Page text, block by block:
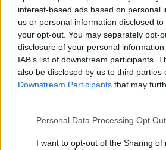
interest-based ads based on personal
us or personal information disclosed
your opt-out. You may separately opt-
disclosure of your personal
IAB’s list of downstream participants.
also be disclosed by us to third parties
Downstream Participants that may
Please note that this website/app uses
not limited to your visit or usage
Personal Data Processing Opt
I want to opt-out of the Sharing of